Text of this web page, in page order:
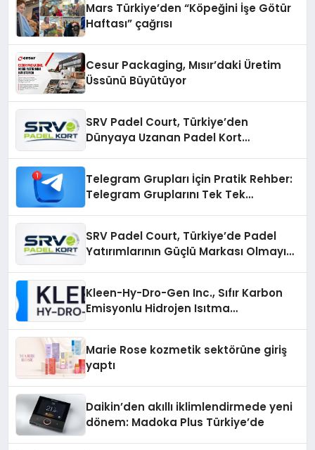
Mars Türkiye’den “Köpeğini İşe Götür
Haftası” çağrısı
Cesur Packaging, Mısır’daki Üretim
Üssünü Büyütüyor
SRV Padel Court, Türkiye’den
Dünyaya Uzanan Padel Kort
Telegram Grupları İçin Pratik Rehber:
Telegram Gruplarını Tek Tek
SRV Padel Court, Türkiye’de Padel
Yatırımlarının Güçlü Markası Olmayı
Kleen-Hy-Dro-Gen Inc., Sıfır Karbon
Emisyonlu Hidrojen Isıtma
Marie Rose kozmetik sektörüne giriş
yaptı
Daikin’den akıllı iklimlendirmede yeni
dönem: Madoka Plus Türkiye’de